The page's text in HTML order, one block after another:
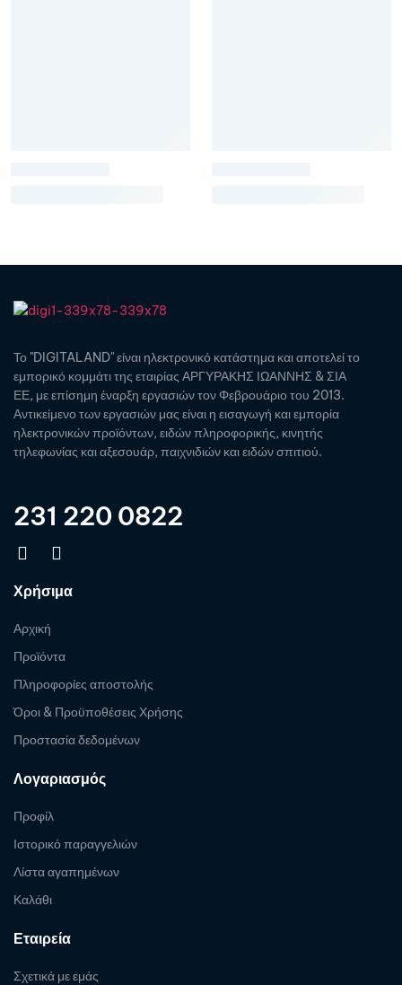
Το "DIGITALAND" είναι ηλεκτρονικό κατάστημα και αποτελεί το
εμπορικό κομμάτι της εταιρίας ΑΡΓΥΡΑΚΗΣ ΙΩΑΝΝΗΣ & ΣΙΑ
ΕΕ, με επίσημη έναρξη εργασιών τον Φεβρουάριο του 2013.
Αντικείμενο των εργασιών μας είναι η εισαγωγή και εμπορία
ηλεκτρονικών προϊόντων, ειδών πληροφορικής, κινητής
τηλεφωνίας και αξεσουάρ, παιχνιδιών και ειδών σπιτιού.
231 220 0822
Χρήσιμα
Αρχική
Προϊόντα
Πληροφορίες αποστολής
Όροι & Προϋποθέσεις Χρήσης
Προστασία δεδομένων
Λογαριασμός
Προφίλ
Ιστορικό παραγγελιών
Λίστα αγαπημένων
Καλάθι
Εταιρεία
Σχετικά με εμάς